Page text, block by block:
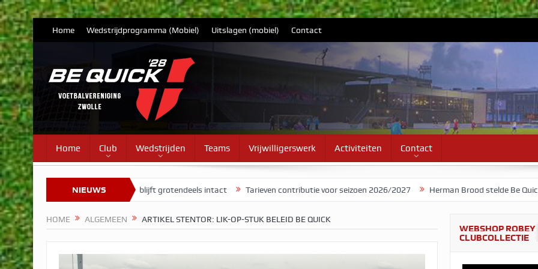
Home Wedstrijdprogramma (Mobiel) Uitslagen (mobiel) Contact
Home Club Wedstrijden Teams Vrijwilligerswerk Activiteiten Contact
NIEUWS
Selectie Vrouwen 1 blijft grotendeels intact Tarieven contributie voor seizoen 2026/2027 Herman Brood stelde Be Quick voor als
HOME ALGEMEEN ARTIKEL STENTOR: LIK-OP-STUK BELEID BE QUICK
WEBSHOP ROBEY
CLUBCOLLECTIE